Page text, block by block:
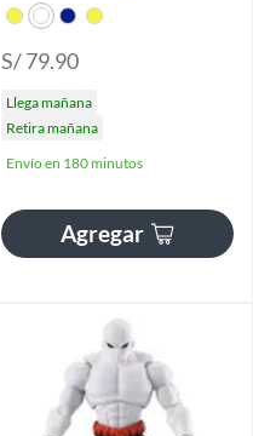
S/ 79.90
Llega mañana
Retira mañana
Envío en 180 minutos
Agregar